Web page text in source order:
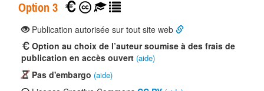
Option 3
Publication autorisée sur tout site web
Option au choix de l’auteur soumise à des frais de
publication en accès ouvert (aide)
Pas d'embargo (aide)